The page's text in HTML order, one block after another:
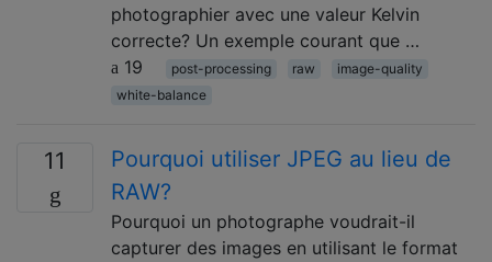
photographier avec une valeur Kelvin
correcte? Un exemple courant que …
19
post-processing raw
image-quality
white-balance
11
Pourquoi utiliser JPEG au lieu de
RAW?
Pourquoi un photographe voudrait-il
capturer des images en utilisant le format